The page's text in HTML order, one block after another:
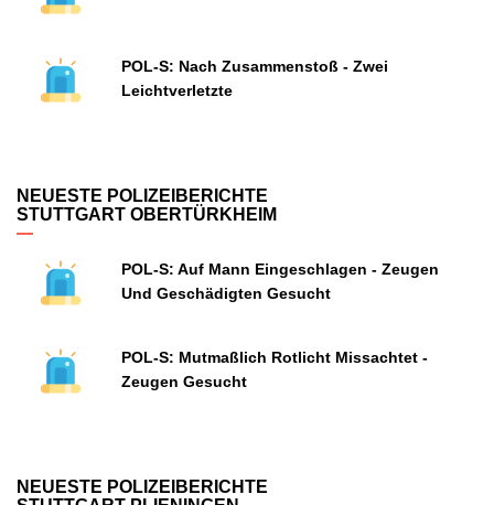
POL-S: Nach Zusammenstoß - Zwei
Leichtverletzte
NEUESTE POLIZEIBERICHTE
STUTTGART OBERTÜRKHEIM
POL-S: Auf Mann Eingeschlagen - Zeugen
Und Geschädigten Gesucht
POL-S: Mutmaßlich Rotlicht Missachtet -
Zeugen Gesucht
NEUESTE POLIZEIBERICHTE